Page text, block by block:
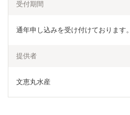
受付期間
通年申し込みを受け付けております。
提供者
文恵丸水産